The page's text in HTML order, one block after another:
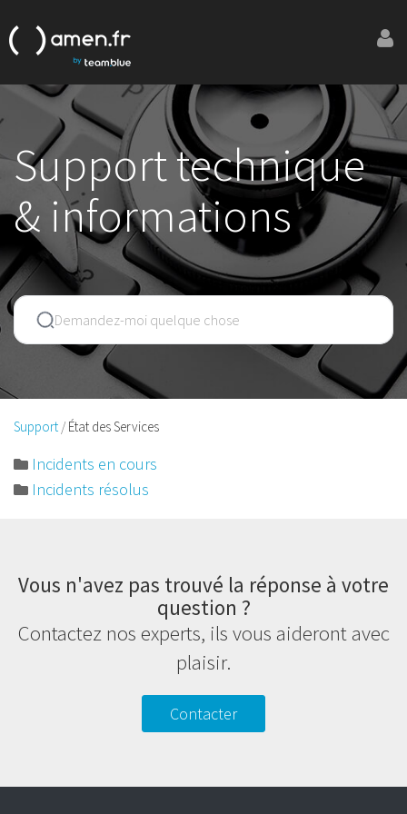
Support technique
& informations
Support État des Services
Incidents en cours
Incidents résolus
Vous n'avez pas trouvé la réponse à votre
question ?
Contactez nos experts, ils vous aideront avec
plaisir.
Contacter